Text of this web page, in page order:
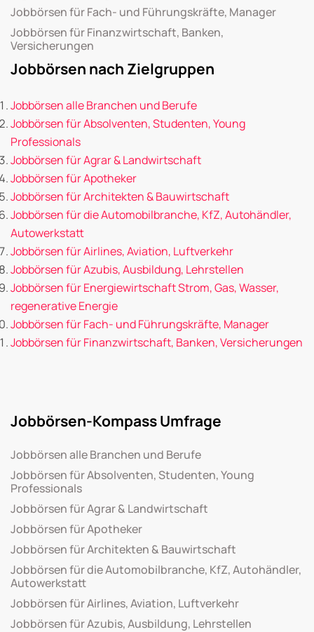
Jobbörsen für Fach- und Führungskräfte, Manager
Jobbörsen für Finanzwirtschaft, Banken,
Versicherungen
Jobbörsen nach Zielgruppen
Jobbörsen alle Branchen und Berufe
Jobbörsen für Absolventen, Studenten, Young
Professionals
Jobbörsen für Agrar & Landwirtschaft
Jobbörsen für Apotheker
Jobbörsen für Architekten & Bauwirtschaft
Jobbörsen für die Automobilbranche, KfZ, Autohändler,
Autowerkstatt
Jobbörsen für Airlines, Aviation, Luftverkehr
Jobbörsen für Azubis, Ausbildung, Lehrstellen
Jobbörsen für Energiewirtschaft Strom, Gas, Wasser,
regenerative Energie
Jobbörsen für Fach- und Führungskräfte, Manager
Jobbörsen für Finanzwirtschaft, Banken, Versicherungen
Jobbörsen-Kompass Umfrage
Jobbörsen alle Branchen und Berufe
Jobbörsen für Absolventen, Studenten, Young
Professionals
Jobbörsen für Agrar & Landwirtschaft
Jobbörsen für Apotheker
Jobbörsen für Architekten & Bauwirtschaft
Jobbörsen für die Automobilbranche, KfZ, Autohändler,
Autowerkstatt
Jobbörsen für Airlines, Aviation, Luftverkehr
Jobbörsen für Azubis, Ausbildung, Lehrstellen